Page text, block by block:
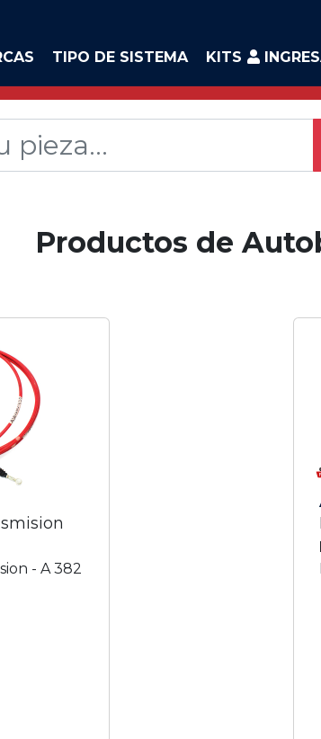
TIPO DE SISTEMA KITS
Productos de
- A 382